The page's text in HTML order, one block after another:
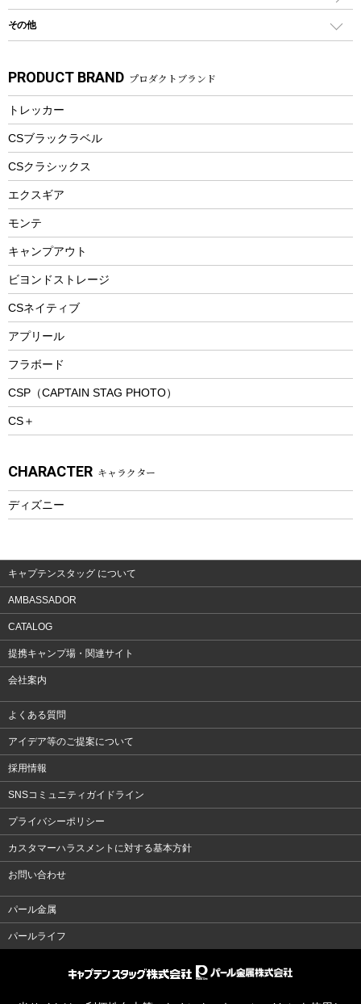
バーベキューツール
燃料・着火剤・炭
カトラリー
マグカップ、カップ
ステンレスボトル
フードボトル
トレー
ランチョンマット
ランチボックス
その他アウトドア雑貨
スプレー関係
ツール、他
パドル
ヘルメット
エアーポンプ
アクセサリー
シティサイクル
自転車ウェア
ラッシュガード
パラソル
フローティングベスト
エアーポンプ
ビーチテント
ウィンター
スノーシュー
防寒ウェア
トレッキング
トレッキングステッキ
トレッキングアクセサリー
プレイグッズ
ウェルネス
ウェア、タオル
フィットネス
ウェア
その他
湯たんぽ
防災用品
PRODUCT BRAND プロダクトブランド
トレッカー
CSブラックラベル
CSクラシックス
エクスギア
モンテ
キャンプアウト
ビヨンドストレージ
CSネイティブ
アプリール
フラボード
CSP（CAPTAIN STAG PHOTO）
CS＋
CHARACTER キャラクター
ディズニー
キャプテンスタッグ について
AMBASSADOR
CATALOG
提携キャンプ場・関連サイト
会社案内
よくある質問
アイデア等のご提案について
採用情報
SNSコミュニティガイドライン
プライバシーポリシー
カスタマーハラスメントに対する基本方針
お問い合わせ
パール金属
パールライフ